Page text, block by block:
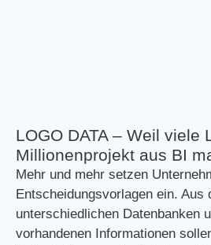
LOGO DATA – Weil viele
Millionenprojekt aus BI
Mehr und mehr setzen
Entscheidungsvorlagen ein. Aus
unterschiedlichen Datenbanken
vorhandenen Informationen